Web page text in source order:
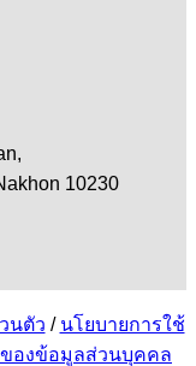
10230
นตัว / นโยบายการใช้
องข้อมูลส่วนบุคคล